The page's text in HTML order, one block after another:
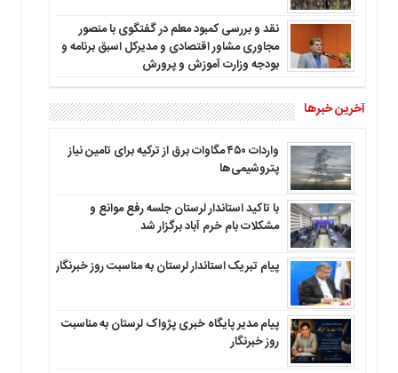
نقد و بررسی کمبود معلم در گفتگوی با منصور
مجاوری مشاور اقتصادی و مدیرکل اسبق برنامه و
بودجه وزارت آموزش و پرورش
آخرین خبرها
واردات ۴۵۰ مگاوات برق از ترکیه برای تامین نیاز
پتروشیمی‌ها
با تاکید استاندار لرستان جلسه رفع موانع و
مشکلات بام خرم آباد برگزار شد
پیام تبریک استاندار لرستان به‌ مناسبت روز خبرنگار
پیام مدیر پایگاه خبری پژواک لرستان به مناسبت
روز خبرنگار